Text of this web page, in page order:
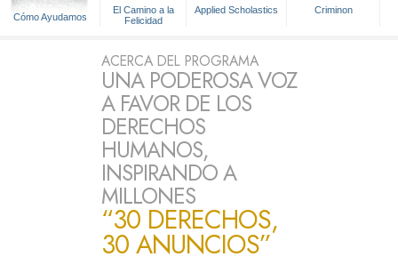
Cómo Ayudamos
El Camino a la
Felicidad
Applied Scholastics Criminon
ACERCA DEL PROGRAMA
UNA PODEROSA VOZ
A FAVOR DE LOS
DERECHOS
HUMANOS,
INSPIRANDO A
MILLONES
“30 DERECHOS,
30 ANUNCIOS”